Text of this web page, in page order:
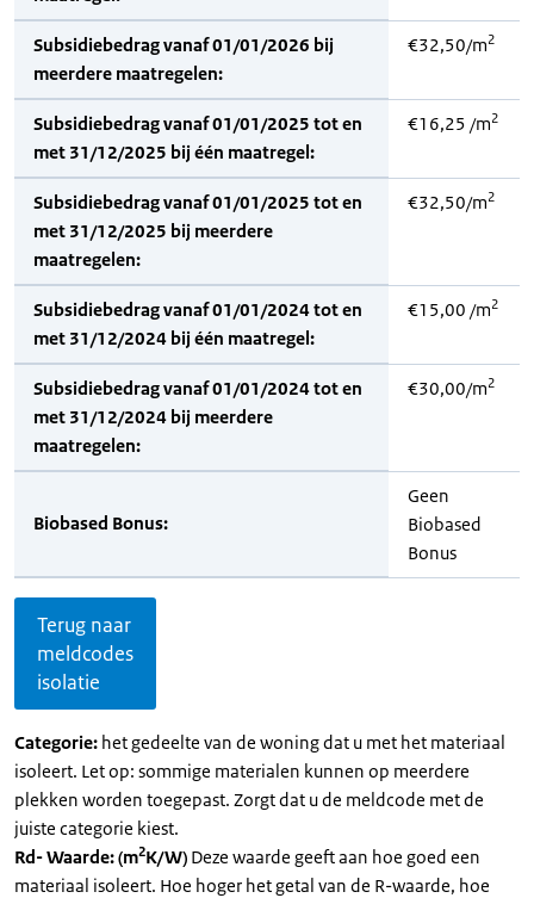
Subsidiebedrag vanaf 01/01/2026 bij
meerdere maatregelen:
€32,50/m2
Subsidiebedrag vanaf 01/01/2025 tot en
met 31/12/2025 bij één maatregel:
€16,25 /m2
Subsidiebedrag vanaf 01/01/2025 tot en
met 31/12/2025 bij meerdere
maatregelen:
€32,50/m2
Subsidiebedrag vanaf 01/01/2024 tot en
met 31/12/2024 bij één maatregel:
€15,00 /m2
Subsidiebedrag vanaf 01/01/2024 tot en
met 31/12/2024 bij meerdere
maatregelen:
€30,00/m2
Biobased Bonus:
Geen
Biobased
Bonus
Terug naar
meldcodes
isolatie
Categorie: het gedeelte van de woning dat u met het materiaal
isoleert. Let op: sommige materialen kunnen op meerdere
plekken worden toegepast. Zorgt dat u de meldcode met de
juiste categorie kiest.
Rd- Waarde: (m2K/W) Deze waarde geeft aan hoe goed een
materiaal isoleert. Hoe hoger het getal van de R-waarde, hoe